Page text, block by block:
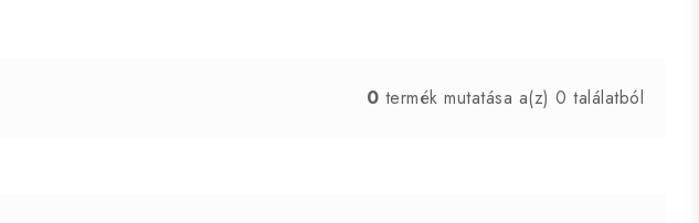
0 termék mutatása a(z) 0 találatból